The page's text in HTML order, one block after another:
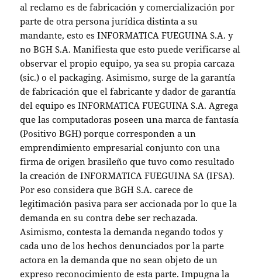
al reclamo es de fabricación y comercialización por
parte de otra persona jurídica distinta a su
mandante, esto es INFORMATICA FUEGUINA S.A. y
no BGH S.A. Manifiesta que esto puede verificarse al
observar el propio equipo, ya sea su propia carcaza
(sic.) o el packaging. Asimismo, surge de la garantía
de fabricación que el fabricante y dador de garantía
del equipo es INFORMATICA FUEGUINA S.A. Agrega
que las computadoras poseen una marca de fantasía
(Positivo BGH) porque corresponden a un
emprendimiento empresarial conjunto con una
firma de origen brasileño que tuvo como resultado
la creación de INFORMATICA FUEGUINA SA (IFSA).
Por eso considera que BGH S.A. carece de
legitimación pasiva para ser accionada por lo que la
demanda en su contra debe ser rechazada.
Asimismo, contesta la demanda negando todos y
cada uno de los hechos denunciados por la parte
actora en la demanda que no sean objeto de un
expreso reconocimiento de esta parte. Impugna la